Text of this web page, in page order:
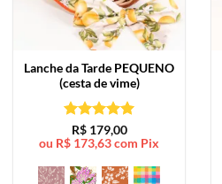
Lanche da Tarde PEQUENO
(cesta de vime)
Avaliação5
de 5
R$179,00
ou R$ 173,63com Pix